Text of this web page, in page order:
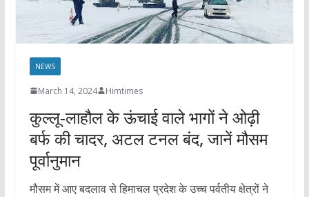
NEWS
March 14, 2024 Himtimes
कुल्लू-लाहौल के ऊंचाई वाले भागों ने ओढ़ी
बर्फ की चादर, अटल टनल बंद, जानें मौसम
पूर्वानुमान
मौसम में आए बदलाव से हिमाचल प्रदेश के उच्च पर्वतीय क्षेत्रों ने